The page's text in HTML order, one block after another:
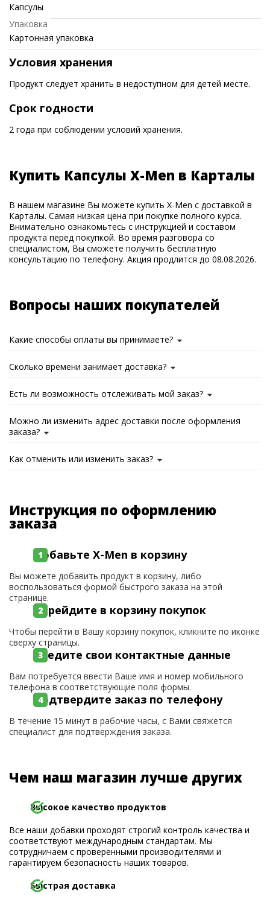
Капсулы
Упаковка
Картонная упаковка
Условия хранения
Продукт следует хранить в недоступном для детей месте.
Срок годности
2 года при соблюдении условий хранения.
Купить Капсулы X-Men в Карталы
В нашем магазине Вы можете купить X-Men с доставкой в
Карталы. Самая низкая цена при покупке полного курса.
Внимательно ознакомьтесь с инструкцией и составом
продукта перед покупкой. Во время разговора со
специалистом, Вы сможете получить бесплатную
консультацию по телефону. Акция продлится до 08.08.2026.
Вопросы наших покупателей
Какие способы оплаты вы принимаете?
Сколько времени занимает доставка?
Есть ли возможность отслеживать мой заказ?
Можно ли изменить адрес доставки после оформления
заказа?
Как отменить или изменить заказ?
Инструкция по оформлению
заказа
Добавьте X-Men в корзину
Вы можете добавить продукт в корзину, либо
воспользоваться формой быстрого заказа на этой
странице.
Перейдите в корзину покупок
Чтобы перейти в Вашу корзину покупок, кликните по иконке
сверху страницы.
Введите свои контактные данные
Вам потребуется ввести Ваше имя и номер мобильного
телефона в соответствующие поля формы.
Подтвердите заказ по телефону
В течение 15 минут в рабочие часы, с Вами свяжется
специалист для подтверждения заказа.
Чем наш магазин лучше других
Высокое качество продуктов
Все наши добавки проходят строгий контроль качества и
соответствуют международным стандартам. Мы
сотрудничаем с проверенными производителями и
гарантируем безопасность наших товаров.
Быстрая доставка